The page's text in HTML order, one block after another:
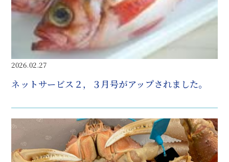
2026.02.27
ネットサービス２，３月号がアップされました。